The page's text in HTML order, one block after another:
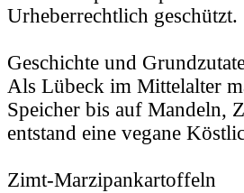
Urheberrechtlich geschützt.
Geschichte und
Als Lübeck im Mittelalter
Speicher bis auf Mandeln,
entstand eine vegane
Zimt-Marzipankartoffeln